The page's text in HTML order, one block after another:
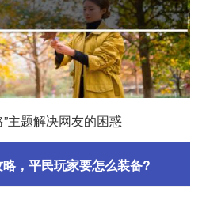
主题解决网友的困惑
略，平民玩家要怎么装备?